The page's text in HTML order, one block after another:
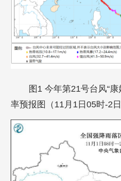
图1 今年第21号台风“
率预报图（11月1日05时-2日